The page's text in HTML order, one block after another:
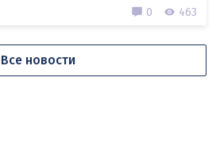
0 463
Все новости